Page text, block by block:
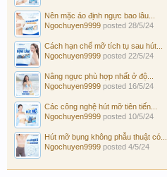
Nên mặc áo định ngực bao lâu...
Ngochuyen9999 posted 28/5/24
Cách hạn chế mỡ tích tụ sau hút...
Ngochuyen9999 posted 22/5/24
Nâng ngực phù hợp nhất ở độ...
Ngochuyen9999 posted 16/5/24
Các công nghệ hút mỡ tiên tiến...
Ngochuyen9999 posted 10/5/24
Hút mỡ bụng không phẫu thuật có...
Ngochuyen9999 posted 4/5/24